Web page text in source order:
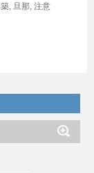
, 旦那, 注意